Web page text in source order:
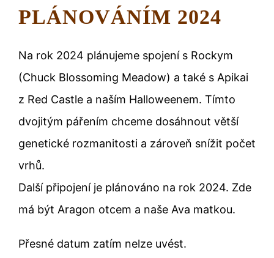
PLÁNOVÁNÍM 2024
Na rok 2024 plánujeme spojení s Rockym
(Chuck Blossoming Meadow) a také s Apikai
z Red Castle a naším Halloweenem. Tímto
dvojitým pářením chceme dosáhnout větší
genetické rozmanitosti a zároveň snížit počet
vrhů.
Další připojení je plánováno na rok 2024. Zde
má být Aragon otcem a naše Ava matkou.
Přesné datum zatím nelze uvést.